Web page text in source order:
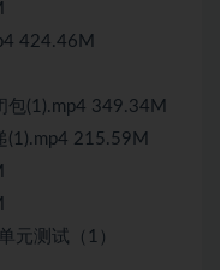
424.46M
包(1).mp4 349.34M
(1).mp4 215.59M
元测试（1）